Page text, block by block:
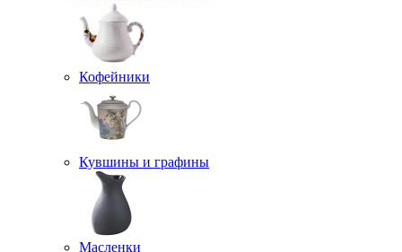
Кофейники
Кувшины и графины
Масленки